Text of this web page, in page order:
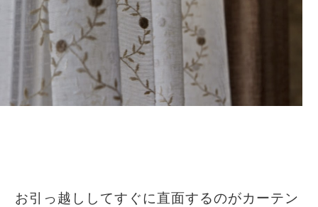
お引っ越ししてすぐに直面するのがカーテン